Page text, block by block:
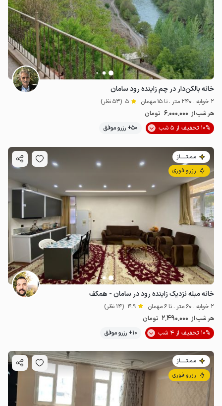
خانه بالکن‌دار در چم زاینده رود سامان
2 خوابه . 240 متر . تا 15 مهمان 5 (53 نظر)
هر شب از 6٬000٬000 تومان
10% تخفیف از 5 شب
50+ رزرو موفق
مـمـتــــــاز
رزرو فوری
خانه مبله نزدیک زاینده رود در سامان - همکف
2 خوابه . 60 متر . تا 6 مهمان 4.9 (14 نظر)
هر شب از 2٬490٬000 تومان
10% تخفیف از 4 شب
10+ رزرو موفق
مـمـتــــــاز
رزرو فوری